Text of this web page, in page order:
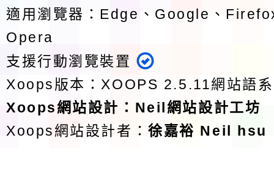
適用瀏覽器：Edge、Google、
Opera
支援行動瀏覽裝置
Xoops版本： XOOPS 2.5.11網站語
Xoops網站設計 ： Neil網站設計工坊
Xoops網站設計者：徐嘉裕 Neil hsu